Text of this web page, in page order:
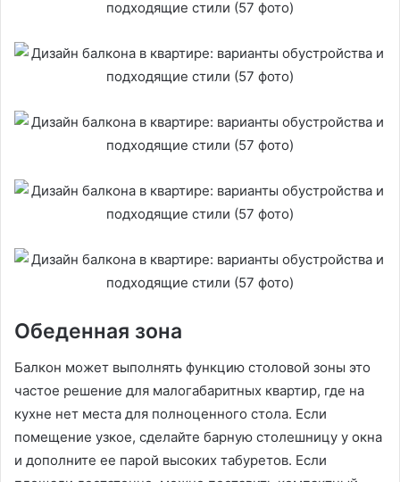
Обеденная зона
Балкон может выполнять функцию столовой зоны это
частое решение для малогабаритных квартир, где на
кухне нет места для полноценного стола. Если
помещение узкое, сделайте барную столешницу у окна
и дополните ее парой высоких табуретов. Если